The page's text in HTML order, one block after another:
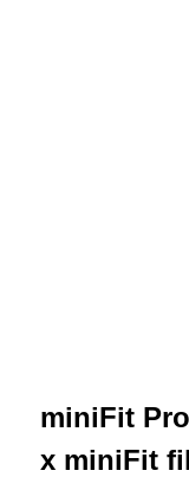
miniFit
x miniFit